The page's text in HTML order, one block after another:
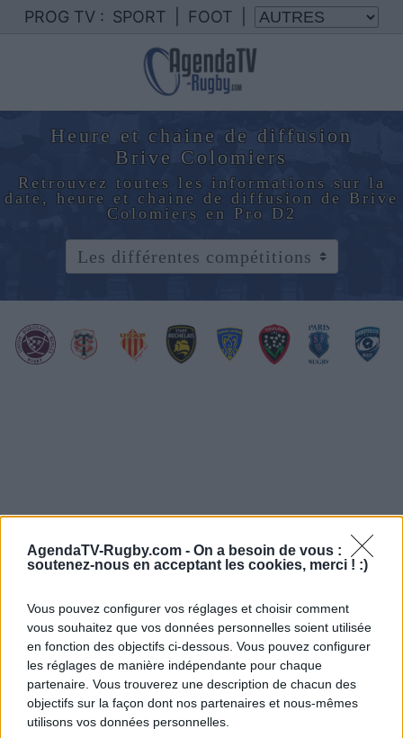
AgendaTV-Rugby.com - On a besoin de vous :
soutenez-nous en acceptant les cookies, merci ! :)
Vous pouvez configurer vos réglages et choisir comment
vous souhaitez que vos données personnelles soient utilisée
en fonction des objectifs ci-dessous. Vous pouvez configurer
les réglages de manière indépendante pour chaque
partenaire. Vous trouverez une description de chacun des
objectifs sur la façon dont nos partenaires et nous-mêmes
utilisons vos données personnelles.
PROG TV : SPORT FOOT
Heure et chaine de diffusion
Brive Colomiers
Retrouvez toutes les informations sur la
date, heure et chaine de diffusion de Brive
Colomiers en Pro D2